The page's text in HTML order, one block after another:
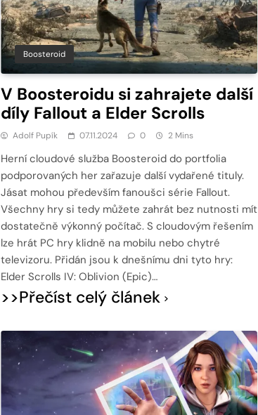
Boosteroid
V Boosteroidu si zahrajete další
díly Fallout a Elder Scrolls
Adolf Pupík 07.11.2024 0 2 Mins
Herní cloudové služba Boosteroid do portfolia
podporovaných her zařazuje další vydařené tituly.
Jásat mohou především fanoušci série Fallout.
Všechny hry si tedy můžete zahrát bez nutnosti mít
dostatečně výkonný počítač. S cloudovým řešením
lze hrát PC hry klidně na mobilu nebo chytré
televizoru. Přidán jsou k dnešnímu dni tyto hry:
Elder Scrolls IV: Oblivion (Epic)…
>>Přečíst celý článek